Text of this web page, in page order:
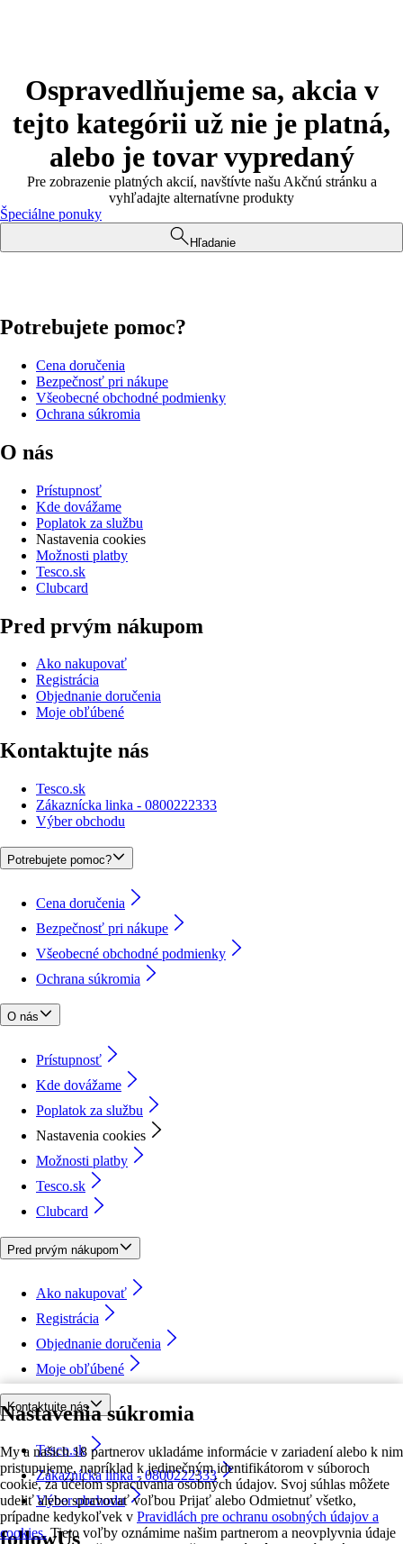
Nastavenia súkromia
My a našich 18 partnerov ukladáme informácie v zariadení alebo k nim
pristupujeme, napríklad k jedinečným identifikátorom v súboroch
cookie, za účelom spracúvania osobných údajov. Svoj súhlas môžete
udeliť alebo spravovať voľbou Prijať alebo Odmietnuť všetko,
prípadne kedykoľvek v Pravidlách pre ochranu osobných údajov a
cookies. Tieto voľby oznámime našim partnerom a neovplyvnia údaje
Ospravedlňujeme sa, akcia v
tejto kategórii už nie je platná,
alebo je tovar vypredaný
Pre zobrazenie platných akcií, navštívte našu Akčnú stránku a
vyhľadajte alternatívne produkty
Špeciálne ponuky
Hľadanie
Potrebujete pomoc?
Cena doručenia
Bezpečnosť pri nákupe
Všeobecné obchodné podmienky
Ochrana súkromia
O nás
Prístupnosť
Kde dovážame
Poplatok za službu
Nastavenia cookies
Možnosti platby
Tesco.sk
Clubcard
Pred prvým nákupom
Ako nakupovať
Registrácia
Objednanie doručenia
Moje obľúbené
Kontaktujte nás
Tesco.sk
Zákaznícka linka - 0800222333
Výber obchodu
Potrebujete pomoc?
Cena doručenia
Bezpečnosť pri nákupe
Všeobecné obchodné podmienky
Ochrana súkromia
O nás
Prístupnosť
Kde dovážame
Poplatok za službu
Nastavenia cookies
Možnosti platby
Tesco.sk
Clubcard
Pred prvým nákupom
Ako nakupovať
Registrácia
Objednanie doručenia
Moje obľúbené
Kontaktujte nás
Tesco.sk
Zákaznícka linka - 0800222333
Výber obchodu
followUs